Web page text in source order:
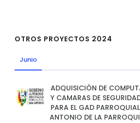
OTROS PROYECTOS 2024
Junio
ADQUISICIÓN DE
Y CAMARAS DE
PARA EL GAD
ANTONIO DE LA